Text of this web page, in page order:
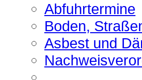
Abfuhrtermine
Boden,
Asbest und